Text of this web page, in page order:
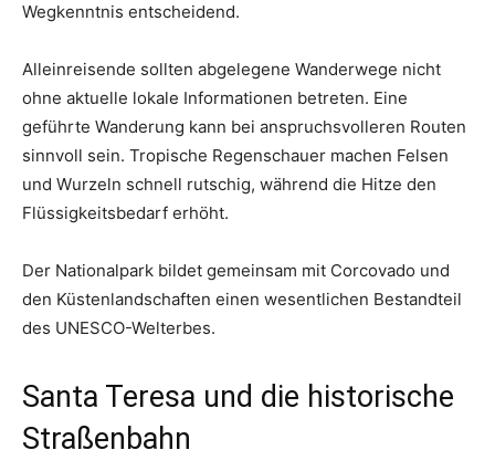
Wegkenntnis entscheidend.
Alleinreisende sollten abgelegene Wanderwege nicht
ohne aktuelle lokale Informationen betreten. Eine
geführte Wanderung kann bei anspruchsvolleren Routen
sinnvoll sein. Tropische Regenschauer machen Felsen
und Wurzeln schnell rutschig, während die Hitze den
Flüssigkeitsbedarf erhöht.
Der Nationalpark bildet gemeinsam mit Corcovado und
den Küstenlandschaften einen wesentlichen Bestandteil
des UNESCO-Welterbes.
Santa Teresa und die historische
Straßenbahn